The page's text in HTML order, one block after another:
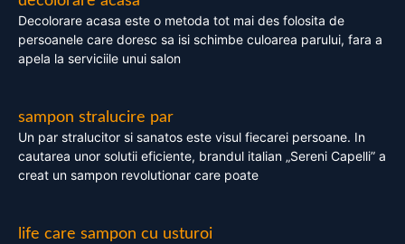
Decolorare acasa este o metoda tot mai des folosita de
persoanele care doresc sa isi schimbe culoarea parului, fara a
apela la serviciile unui salon
sampon stralucire par
Un par stralucitor si sanatos este visul fiecarei persoane. In
cautarea unor solutii eficiente, brandul italian „Sereni Capelli” a
creat un sampon revolutionar care poate
life care sampon cu usturoi